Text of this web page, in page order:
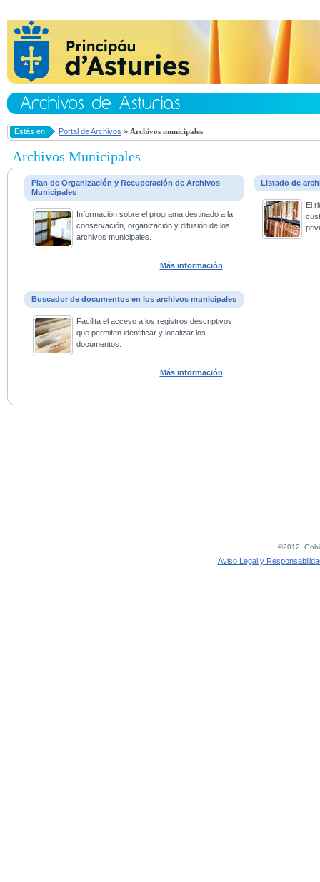
Estás en Portal de Archivos » Archivos municipales
Archivos Municipales
Plan de Organización y Recuperación de Archivos
Municipales
Información sobre el programa destinado a la
conservación, organización y difusión de los
archivos municipales.
Más información
Listado de
El
Buscador de documentos en los archivos municipales
Facilita el acceso a los registros descriptivos
que permiten identificar y localizar los
documentos.
Más información
©2012,
Aviso Legal y